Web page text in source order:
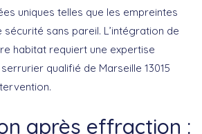
uniques telles que les empreintes
sans pareil. L’intégration de
habitat requiert une expertise
qualifié de Marseille 13015
après effraction :